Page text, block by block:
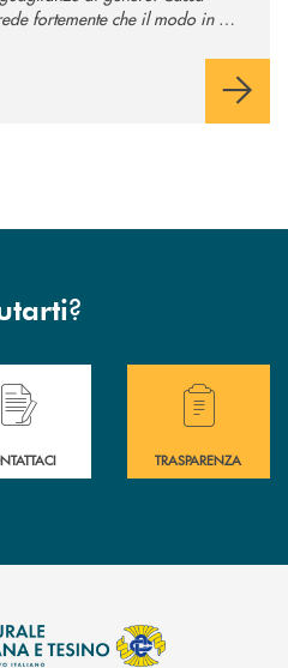
fortemente che il modo in cui
?
filiali . di assistenza immediata?
Hai bisogno di
TRASPARENZA